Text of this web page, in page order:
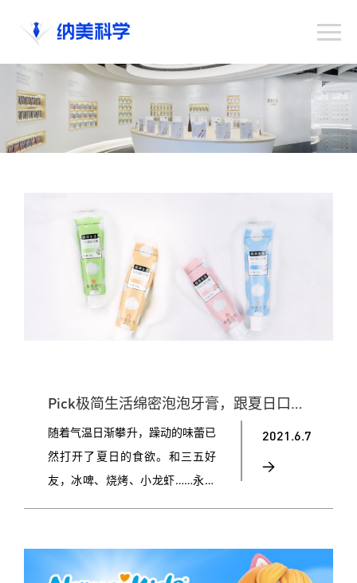
Pick极简生活绵密泡泡牙膏，跟夏日口腔烦恼说BYE BYE!
随着气温日渐攀升，躁动的味蕾已
然打开了夏日的食欲。和三五好
友，冰啤、烧烤、小龙虾……永远
忆。然而，乐享生活美好之余，很
容易被忽视的就是我们的牙齿，冷
2021.6.7
>